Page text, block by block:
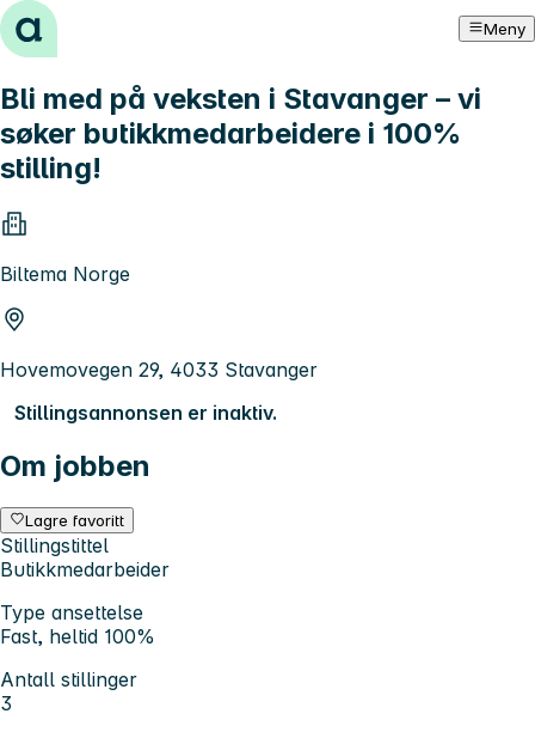
Hopp til innhold Meny
Bli med på veksten i Stavanger – vi
søker butikkmedarbeidere i 100%
stilling!
Biltema Norge
Hovemovegen 29, 4033 Stavanger
Stillingsannonsen er inaktiv.
Om jobben
Lagre favoritt
Stillingstittel
Butikkmedarbeider
Type ansettelse
Fast, heltid 100%
Antall stillinger
3